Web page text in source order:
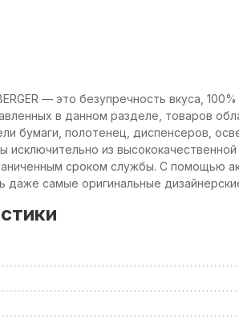
— это безупречность вкуса,
в данном разделе, товаров
бумаги, полотенец, диспенсеров,
исключительно из
сроком службы. С помощью
даже самые оригинальные